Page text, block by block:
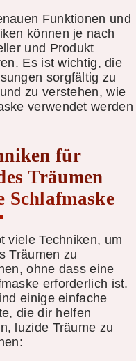
Funktionen und
können je nach
und Produkt
Es ist wichtig, die
sorgfältig zu
zu verstehen, wie
verwendet werden
für
Träumen
Schlafmaske
viele Techniken, um
Träumen zu
ohne dass eine
erforderlich ist.
einige einfache
die dir helfen
luzide Träume zu